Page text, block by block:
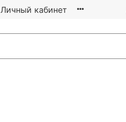
Личный кабинет